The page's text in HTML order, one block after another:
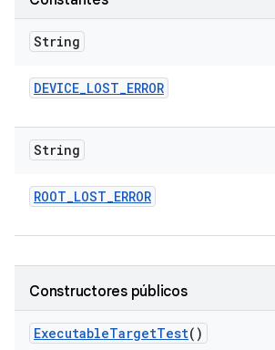
String
DEVICE_LOST_ERROR
String
ROOT_LOST_ERROR
Constructores públicos
ExecutableTargetTest()